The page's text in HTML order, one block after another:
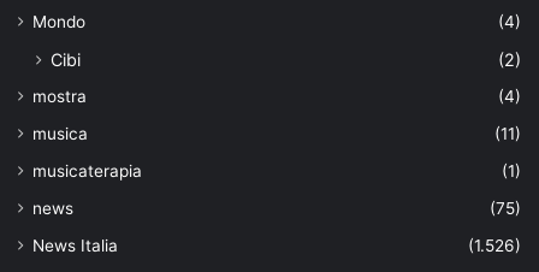
Mondo
(4)
Cibi (2)
mostra
(4)
musica
(11)
musicaterapia
(1)
news
(75)
News Italia
(1.526)